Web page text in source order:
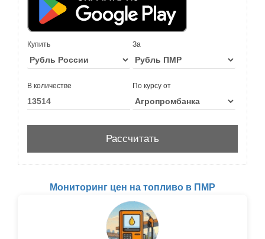
Купить За
В количестве По курсу от
Мониторинг цен на топливо в ПМР